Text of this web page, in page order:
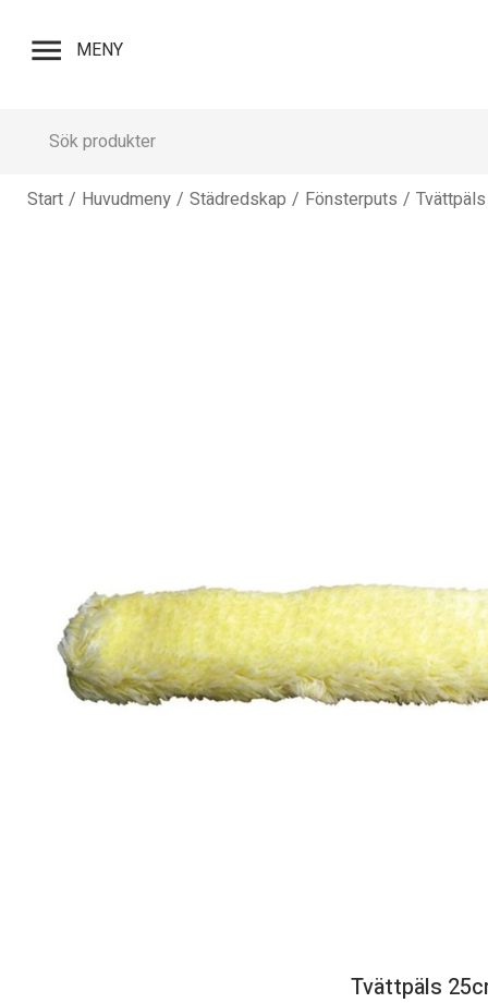
menu MENY
Start / Huvudmeny / Städredskap / Fönsterputs /
Tvättpäls